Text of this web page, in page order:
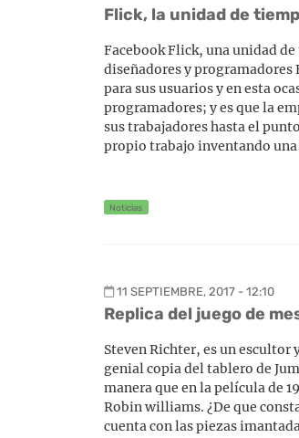
Flick, la unidad de
Facebook Flick, una unidad
diseñadores y programadores
para sus usuarios y en esta
programadores; y es que la
sus trabajadores hasta el
propio trabajo inventando
Noticias
11 SEPTIEMBRE, 2017 - 12:10
Replica del juego de
Steven Richter, es un escultor
genial copia del tablero de
manera que en la película de
Robin williams. ¿De que
cuenta con las piezas